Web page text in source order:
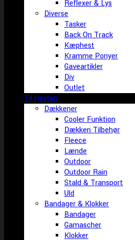
Reflexer & Lys
Diverse
Tasker
Back On Track
Kæphest
Kramme Ponyer
Gaveartikler
Div
Outlet
Til Hesten
Dækkener
Cooler Funktion
Dækken Tilbehør
Fleece
Lænde
Outdoor
Outdoor Rain
Stald & Transport
Uld
Bandager & Klokker
Bandager
Gamascher
Klokker